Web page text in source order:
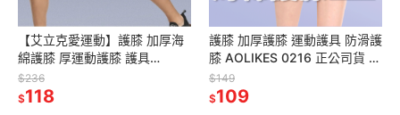
【艾立克愛運動】護膝 加厚海
綿護膝 厚運動護膝 護具
AOLIKES 0217 正公司貨 舞蹈
護膝 透氣護膝 海綿護膝
$236
$118
護膝 加厚護膝 運動護具 防滑護
膝 AOLIKES 0216 正公司貨 足
球護膝 保暖護膝 護膝套 護具
$149
$109